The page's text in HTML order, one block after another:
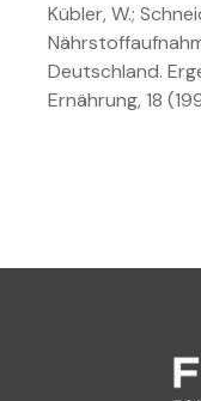
Kübler, W.;
Deutschland.
Ernährung, 18